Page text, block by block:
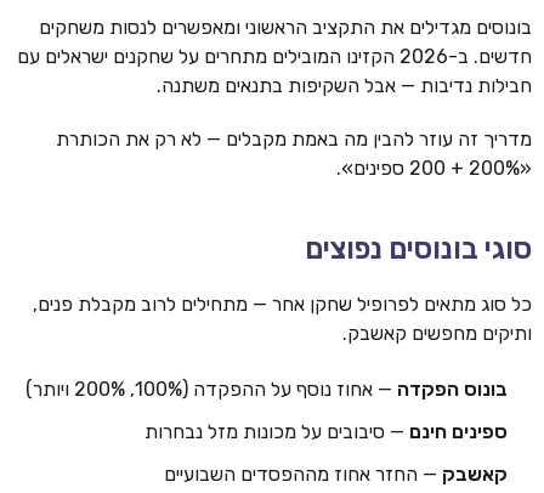
בונוסים מגדילים את התקציב הראשוני ומאפשרים לנסות משחקים
חדשים. ב-2026 הקזינו המובילים מתחרים על שחקנים ישראלים עם
חבילות נדיבות — אבל השקיפות בתנאים משתנה.
מדריך זה עוזר להבין מה באמת מקבלים — לא רק את הכותרת
«200% + 200 ספינים».
סוגי בונוסים נפוצים
כל סוג מתאים לפרופיל שחקן אחר — מתחילים לרוב מקבלת פנים,
ותיקים מחפשים קאשבק.
בונוס הפקדה — אחוז נוסף על ההפקדה (100%, 200% ויותר)
ספינים חינם — סיבובים על מכונות מזל נבחרות
קאשבק — החזר אחוז מההפסדים השבועיים